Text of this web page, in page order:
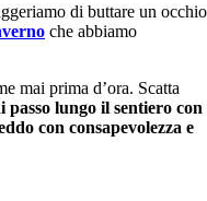
di buttare un occhio
che abbiamo
mai prima d’ora. Scatta
passo lungo il sentiero con
con consapevolezza e